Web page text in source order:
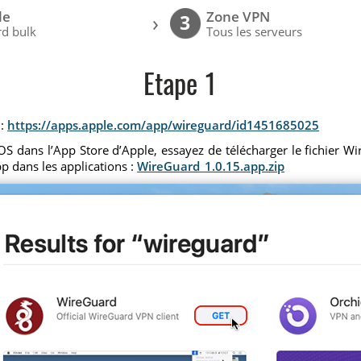
bulk › 3 Zone VPN
Tous les serveurs
Etape 1
https://apps.apple.com/app/wireguard/id1451685025
dans l’App Store d’Apple, essayez de télécharger le fichier
dans les applications :WireGuard_1.0.15.app.zip